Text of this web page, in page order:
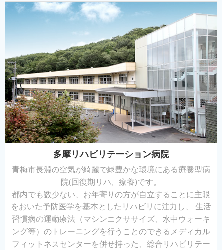
多摩リハビリテーション病院
青梅市長淵の空気が綺麗で緑豊かな環境にある療養型病
院(回復期リハ、療養)です。
都内でも数少ない、お年寄りの方が自立することに主眼
をおいた予防医学を基本としたリハビリに注力し、 生活
習慣病の運動療法（マシンエクササイズ、水中ウォーキ
ング等）のトレーニングを行うことのできるメディカル
フィットネスセンターを併せ持った、総合リハビリテー